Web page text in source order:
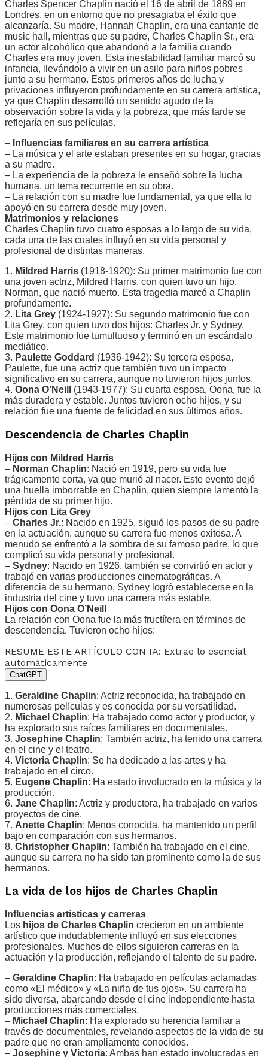
Charles Spencer Chaplin nació el 16 de abril de 1889 en
Londres, en un entorno que no presagiaba el éxito que
alcanzaría. Su madre, Hannah Chaplin, era una cantante de
music hall, mientras que su padre, Charles Chaplin Sr., era
un actor alcohólico que abandonó a la familia cuando
Charles era muy joven. Esta inestabilidad familiar marcó su
infancia, llevándolo a vivir en un asilo para niños pobres
junto a su hermano. Estos primeros años de lucha y
privaciones influyeron profundamente en su carrera artística,
ya que Chaplin desarrolló un sentido agudo de la
observación sobre la vida y la pobreza, que más tarde se
reflejaría en sus películas.
– Influencias familiares en su carrera artística
– La música y el arte estaban presentes en su hogar, gracias
a su madre.
– La experiencia de la pobreza le enseñó sobre la lucha
humana, un tema recurrente en su obra.
– La relación con su madre fue fundamental, ya que ella lo
apoyó en su carrera desde muy joven.
Matrimonios y relaciones
Charles Chaplin tuvo cuatro esposas a lo largo de su vida,
cada una de las cuales influyó en su vida personal y
profesional de distintas maneras.
1. Mildred Harris (1918-1920): Su primer matrimonio fue con
una joven actriz, Mildred Harris, con quien tuvo un hijo,
Norman, que nació muerto. Esta tragedia marcó a Chaplin
profundamente.
2. Lita Grey (1924-1927): Su segundo matrimonio fue con
Lita Grey, con quien tuvo dos hijos: Charles Jr. y Sydney.
Este matrimonio fue tumultuoso y terminó en un escándalo
mediático.
3. Paulette Goddard (1936-1942): Su tercera esposa,
Paulette, fue una actriz que también tuvo un impacto
significativo en su carrera, aunque no tuvieron hijos juntos.
4. Oona O’Neill
(1943-1977): Su cuarta esposa, Oona, fue la
más duradera y estable. Juntos tuvieron ocho hijos, y su
relación fue una fuente de felicidad en sus últimos años.
Descendencia de Charles Chaplin
Hijos con Mildred Harris
– Norman Chaplin: Nació en 1919, pero su vida fue
trágicamente corta, ya que murió al nacer. Este evento dejó
una huella imborrable en Chaplin, quien siempre lamentó la
pérdida de su primer hijo.
Hijos con Lita Grey
– Charles Jr.: Nacido en 1925, siguió los pasos de su padre
en la actuación, aunque su carrera fue menos exitosa. A
menudo se enfrentó a la sombra de su famoso padre, lo que
complicó su vida personal y profesional.
– Sydney: Nacido en 1926, también se convirtió en actor y
trabajó en varias producciones cinematográficas. A
diferencia de su hermano, Sydney logró establecerse en la
industria del cine y tuvo una carrera más estable.
Hijos con Oona O’Neill
La relación con Oona fue la más fructífera en términos de
descendencia. Tuvieron ocho hijos:
RESUME ESTE ARTÍCULO CON IA: Extrae lo esencial
automáticamente
ChatGPT
1. Geraldine Chaplin: Actriz reconocida, ha trabajado en
numerosas películas y es conocida por su versatilidad.
2. Michael Chaplin: Ha trabajado como actor y productor, y
ha explorado sus raíces familiares en documentales.
3. Josephine Chaplin: También actriz, ha tenido una carrera
en el cine y el teatro.
4. Victoria Chaplin: Se ha dedicado a las artes y ha
trabajado en el circo.
5. Eugene Chaplin: Ha estado involucrado en la música y la
producción.
6. Jane Chaplin: Actriz y productora, ha trabajado en varios
proyectos de cine.
7. Anette Chaplin: Menos conocida, ha mantenido un perfil
bajo en comparación con sus hermanos.
8. Christopher Chaplin: También ha trabajado en el cine,
aunque su carrera no ha sido tan prominente como la de sus
hermanos.
La vida de los hijos de Charles Chaplin
Influencias artísticas y carreras
Los hijos de Charles Chaplin crecieron en un ambiente
artístico que indudablemente influyó en sus elecciones
profesionales. Muchos de ellos siguieron carreras en la
actuación y la producción, reflejando el talento de su padre.
– Geraldine Chaplin: Ha trabajado en películas aclamadas
como «El médico» y «La niña de tus ojos». Su carrera ha
sido diversa, abarcando desde el cine independiente hasta
producciones más comerciales.
– Michael Chaplin: Ha explorado su herencia familiar a
través de documentales, revelando aspectos de la vida de su
padre que no eran ampliamente conocidos.
– Josephine y Victoria: Ambas han estado involucradas en